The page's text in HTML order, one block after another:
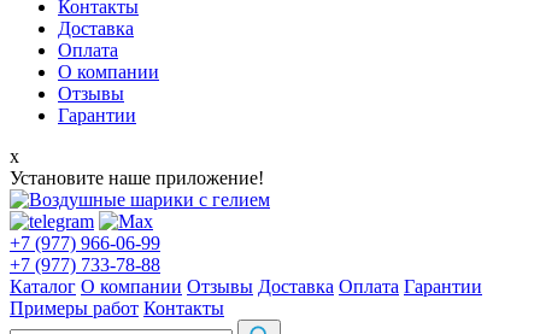
Контакты
Доставка
Оплата
О компании
Отзывы
Гарантии
x
Установите наше приложение!
+7 (977) 966-06-99
+7 (977) 733-78-88
Каталог О компании Отзывы Доставка Оплата Гарантии
Примеры работ Контакты